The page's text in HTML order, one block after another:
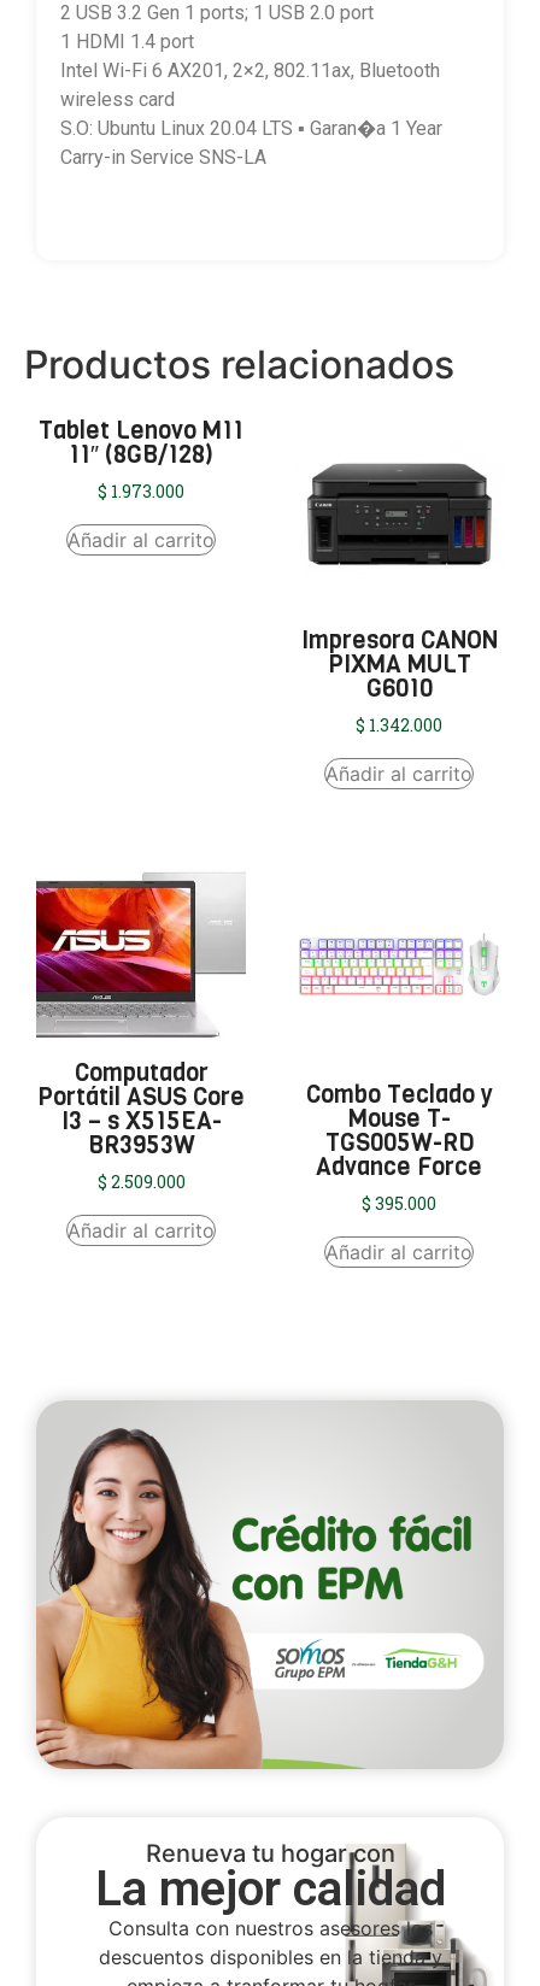
2 USB 3.2 Gen 1 ports; 1 USB 2.0 port
1 HDMI 1.4 port
Intel Wi-Fi 6 AX201, 2×2, 802.11ax, Bluetooth
wireless card
S.O: Ubuntu Linux 20.04 LTS ▪ Garan�a 1 Year
Carry-in Service SNS-LA
Productos relacionados
Tablet Lenovo M11
11″ (8GB/128)
$ 1.973.000
Añadir al carrito
Impresora CANON
PIXMA MULT
G6010
$ 1.342.000
Añadir al carrito
Computador
Portátil ASUS Core
I3 – s X515EA-
BR3953W
$ 2.509.000
Añadir al carrito
Combo Teclado y
Mouse T-
TGS005W-RD
Advance Force
$ 395.000
Añadir al carrito
Renueva tu hogar con
La mejor calidad
Consulta con nuestros asesores los
descuentos disponibles en la tienda y